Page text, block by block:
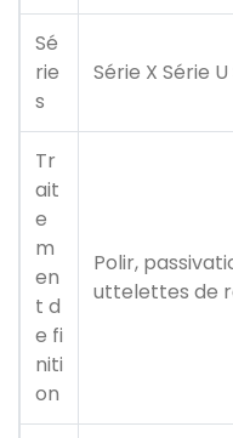
Sé
rie
s
Série X Série
Tr
ait
e
m
en
t d
e fi
niti
on
Polir,
uttelettes de